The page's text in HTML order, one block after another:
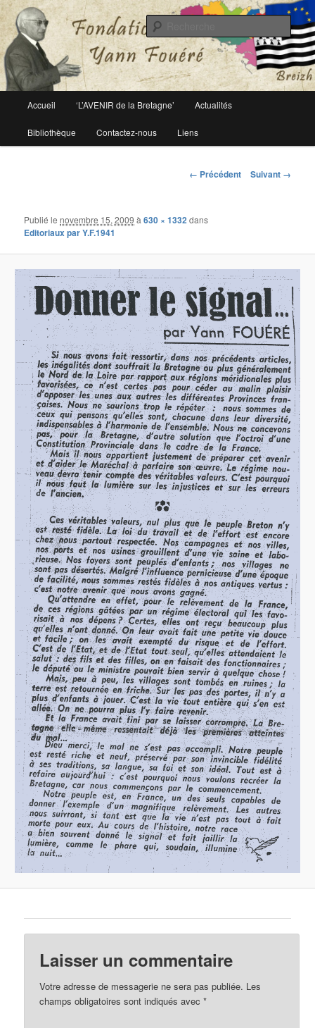
Fondation Yann Fouéré
Le site officiel de la fondation Yann Fouéré
principal
Aller
au
Accueil ‘L’AVENIR de la Bretagne’ Actualités
Bibliothèque Contactez-nous Liens
Navigation
← Précédent Suivant →
Publié lenovembre 15, 2009 à630 × 1332 dans
Editoriaux par Y.F.1941
Laisser un commentaire
Votre adresse de messagerie ne sera pas publiée. Les
champs obligatoires sont indiqués avec*